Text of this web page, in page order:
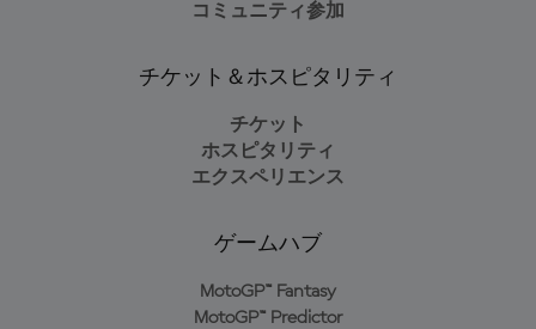
コミュニティ参加
チケット＆ホスピタリティ
チケット
ホスピタリティ
エクスペリエンス
ゲームハブ
MotoGP™ Fantasy
MotoGP™ Predictor